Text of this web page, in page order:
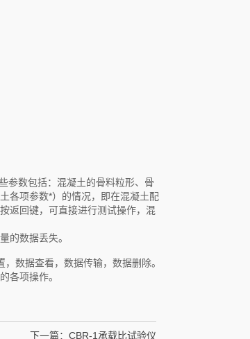
参数包括：混凝土的骨料粒形、骨
各项参数*）的情况，即在混凝土配
返回键，可直接进行测试操作，混
的数据丢失。
数据查看，数据传输，数据删除。
各项操作。
下一篇： CBR-1承载比试验仪